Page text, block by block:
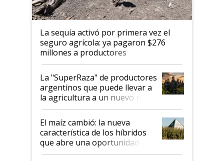
La sequía activó por primera vez el
seguro agrícola: ya pagaron $276
millones a productores
La "SuperRaza" de productores
argentinos que puede llevar a
la agricultura a un nuevo nivel:
"Las posibilidades de
crecimiento son infinitas"
El maíz cambió: la nueva
característica de los híbridos
que abre una oportunidad en
el lote